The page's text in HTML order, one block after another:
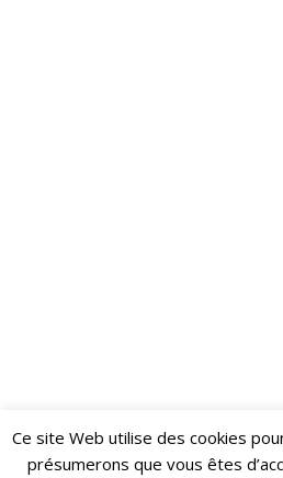
Restez informé·e des dernières
Ce site Web utilise des cookies
présumerons que vous êtes